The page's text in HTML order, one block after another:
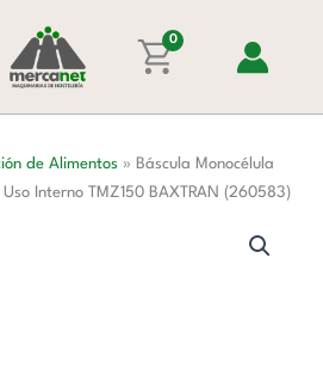
0
de Alimentos » Báscula Monocélula
Interno TMZ150 BAXTRAN (260583)